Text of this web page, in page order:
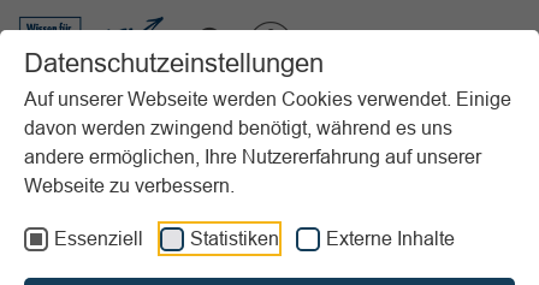
Datenschutzeinstellungen
Auf unserer Webseite werden Cookies verwendet. Einige
davon werden zwingend benötigt, während es uns
andere ermöglichen, Ihre Nutzererfahrung auf unserer
Webseite zu verbessern.
Essenziell Statistiken Externe Inhalte
Startseite Vereinsmanagement Marketing
Sponsoring
Grundlagen
Technologische Trends
Vorlesen
Informationen zum Readspeaker öffnen